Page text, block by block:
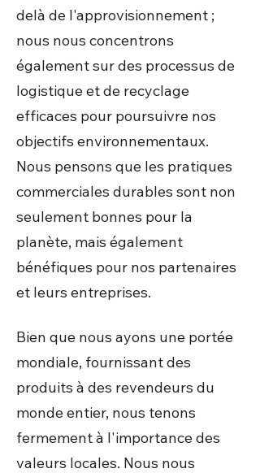
delà de l'approvisionnement ;
nous nous concentrons
également sur des processus de
logistique et de recyclage
efficaces pour poursuivre nos
objectifs environnementaux.
Nous pensons que les pratiques
commerciales durables sont non
seulement bonnes pour la
planète, mais également
bénéfiques pour nos partenaires
et leurs entreprises.
Bien que nous ayons une portée
mondiale, fournissant des
produits à des revendeurs du
monde entier, nous tenons
fermement à l'importance des
valeurs locales. Nous nous